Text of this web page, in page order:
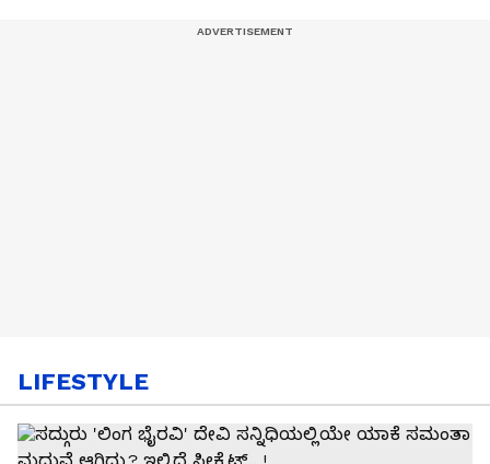
LIFESTYLE